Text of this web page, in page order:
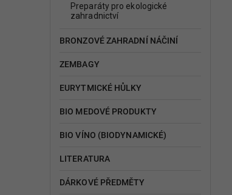
Preparáty pro ekologické
zahradnictví
BRONZOVÉ ZAHRADNÍ NÁČINÍ
ZEMBAGY
EURYTMICKÉ HŮLKY
BIO MEDOVÉ PRODUKTY
BIO VÍNO (BIODYNAMICKÉ)
LITERATURA
DÁRKOVÉ PŘEDMĚTY